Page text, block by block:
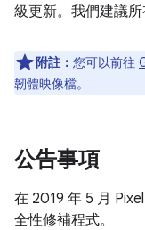
級更新。我們建議所
附註： 您可以前往
韌體映像檔。
公告事項
在 2019 年 5 月
全性修補程式。